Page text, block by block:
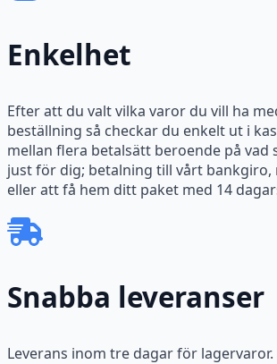
Enkelhet
Efter att du valt vilka varor du vill ha
beställning så checkar du enkelt ut i
mellan flera betalsätt beroende på vad
just för dig; betalning till vårt bankgiro,
eller att få hem ditt paket med 14
Snabba leveranser
Leverans inom tre dagar för lagervaror.